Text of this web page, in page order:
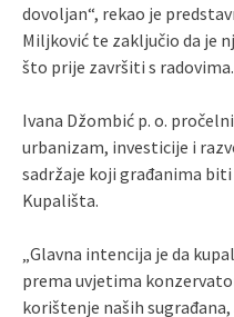
dovoljan“, rekao je
Miljković te zaključio da je
što prije završiti s radovima.
Ivana Džombić p. o.
urbanizam, investicije i
sadržaje koji građanima
Kupališta.
„Glavna intencija je da
prema uvjetima
korištenje naših